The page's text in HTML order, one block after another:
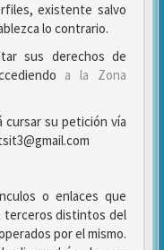
existente salvo
lo contrario.
sus derechos de
a la Zona
cursar su petición vía
o enlaces que
terceros distintos del
por el mismo.